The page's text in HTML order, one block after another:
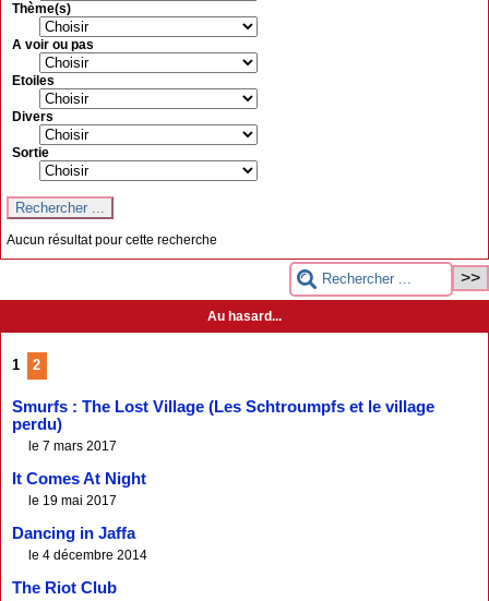
Thème(s)
A voir ou pas
Etoiles
Divers
Sortie
Aucun résultat pour cette recherche
Au hasard...
1 2
Smurfs : The Lost Village (Les Schtroumpfs et le village
perdu)
le 7 mars 2017
It Comes At Night
le 19 mai 2017
Dancing in Jaffa
le 4 décembre 2014
The Riot Club